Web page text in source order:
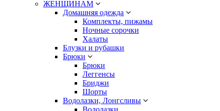
ЖЕНЩИНАМ
Домашняя одежда
Комплекты, пижамы
Ночные сорочки
Халаты
Блузки и рубашки
Брюки
Брюки
Леггенсы
Бриджи
Шорты
Водолазки, Лонгсливы
Водолазки